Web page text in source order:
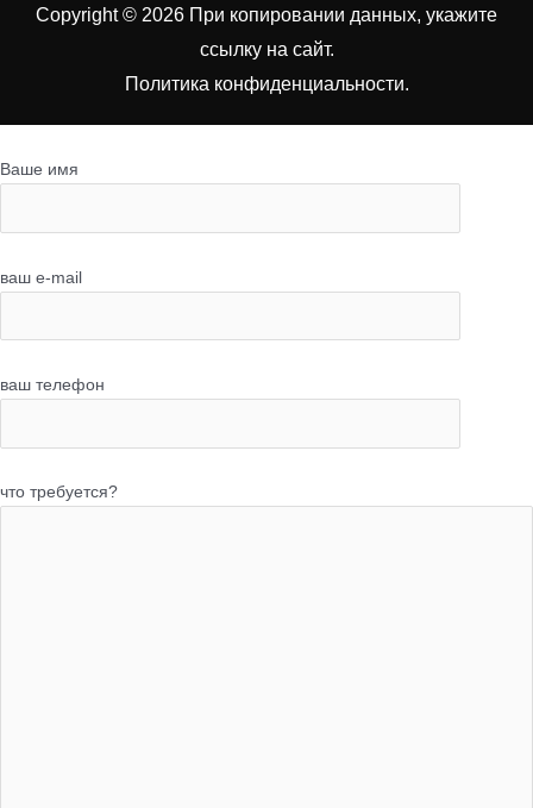
Copyright © 2026 При копировании данных, укажите
ссылку на сайт.
Политика конфиденциальности.
Ваше имя
ваш e-mail
ваш телефон
что требуется?